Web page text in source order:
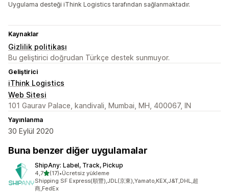
Uygulama desteği iThink Logistics tarafından sağlanmaktadır.
Kaynaklar
Gizlilik politikası
Bu geliştirici doğrudan Türkçe destek sunmuyor.
Geliştirici
iThink Logistics
Web Sitesi
101 Gaurav Palace, kandivali, Mumbai, MH, 400067, IN
Yayınlanma
30 Eylül 2020
Buna benzer diğer uygulamalar
ShipAny: Label, Track, Pickup
4,75 yıldız üzerinden
(17)
toplam 17 değerlendirme
•Ücretsiz yükleme
Shipping SF Express(順豐),JDL(京東),Yamato,KEX,J&T,DHL,超
商,FedEx